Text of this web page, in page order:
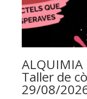
ALQUIMIA
Taller de
29/08/